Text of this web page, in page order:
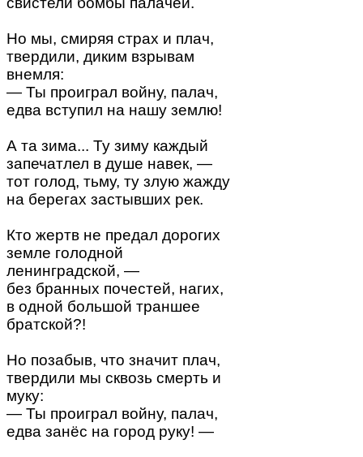
Но мы, смиряя страх и плач,
твердили, диким взрывам
внемля:
— Ты проиграл войну, палач,
едва вступил на нашу землю!
А та зима... Ту зиму каждый
запечатлел в душе навек, —
тот голод, тьму, ту злую жажду
на берегах застывших рек.
Кто жертв не предал дорогих
земле голодной
ленинградской, —
без бранных почестей, нагих,
в одной большой траншее
братской?!
Но позабыв, что значит плач,
твердили мы сквозь смерть и
муку:
— Ты проиграл войну, палач,
едва занёс на город руку! —